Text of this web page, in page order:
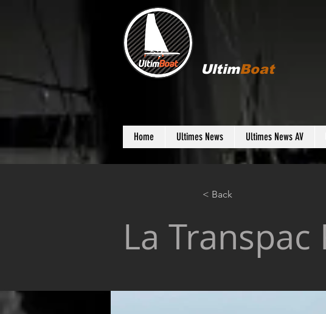
UltimBoat
Home Ultimes News Ultimes News AV
< Back
La